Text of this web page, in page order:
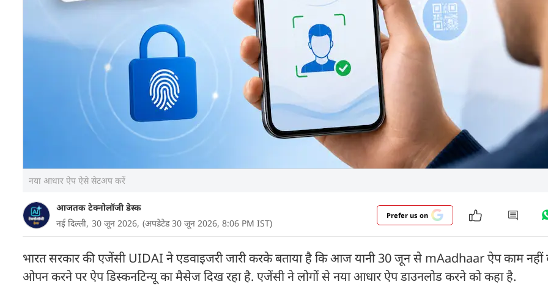
नया आधार ऐप ऐसे सेटअप करें
आजतक टेक्नोलॉजी डेस्क
नई दिल्ली, 30 जून 2026, (अपडेटेड 30 जून 2026, 8:06 PM IST)
Prefer us on
भारत सरकार की एजेंसी UIDAI ने एडवाइजरी जारी करके बताया है कि आज यानी 30 जून से mAadhaar ऐप काम नहीं
ओपन करने पर ऐप डिस्कनटिन्यू का मैसेज दिख रहा है. एजेंसी ने लोगों से नया आधार ऐप डाउनलोड करने को कहा है.